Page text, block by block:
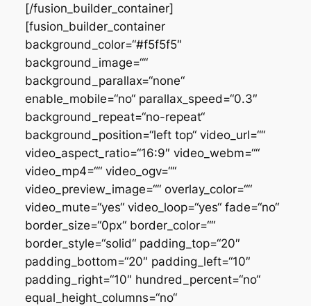
[/fusion_builder_container]
[fusion_builder_container
background_color=“#f5f5f5″
background_image=““
background_parallax=“none“
enable_mobile=“no“ parallax_speed=“0.3″
background_repeat=“no-repeat“
background_position=“left top“ video_url=““
video_aspect_ratio=“16:9″ video_webm=““
video_mp4=““ video_ogv=““
video_preview_image=““ overlay_color=““
video_mute=“yes“ video_loop=“yes“ fade=“no“
border_size=“0px“ border_color=““
border_style=“solid“ padding_top=“20″
padding_bottom=“20″ padding_left=“10″
padding_right=“10″ hundred_percent=“no“
equal_height_columns=“no“